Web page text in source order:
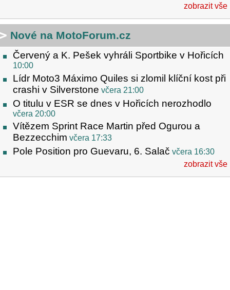
zobrazit vše
Nové na MotoForum.cz
Červený a K. Pešek vyhráli Sportbike v Hořicích
10:00
Lídr Moto3 Máximo Quiles si zlomil klíční kost při
crashi v Silverstone včera 21:00
O titulu v ESR se dnes v Hořicích nerozhodlo
včera 20:00
Vítězem Sprint Race Martin před Ogurou a
Bezzecchim včera 17:33
Pole Position pro Guevaru, 6. Salač včera 16:30
zobrazit vše